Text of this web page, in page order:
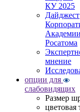
КУ 2025
Дайджест
Академии
Росатома
мнение
опции для
слабовидящих
Размер
цветовая